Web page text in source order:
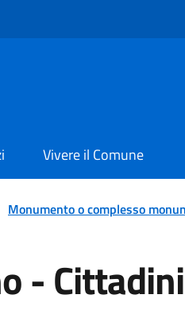
Vivere il Comune
Monumento o complesso
-